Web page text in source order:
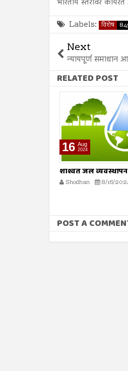
Labels: विशेष
Next
न्यायपूर्ण समाधान
RELATED POST
16 Aug
2024
मधमाशी
Shodhan 8/16/
POST A